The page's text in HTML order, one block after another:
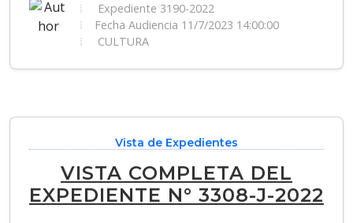
Expediente 3190-2022
Fecha Audiencia 11/7/2023 14:00:00
CULTURA
Vista de Expedientes
VISTA COMPLETA DEL
EXPEDIENTE N° 3308-J-2022